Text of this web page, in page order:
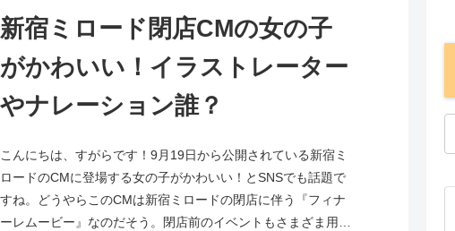
新宿ミロード閉店CMの女の子
がかわいい！イラストレーター
やナレーション誰？
こんにちは、すがらです！9月19日から公開されている新宿ミ
ロードのCMに登場する女の子がかわいい！とSNSでも話題で
すね。どうやらこのCMは新宿ミロードの閉店に伴う『フィナ
ーレムービー』なのだそう。閉店前のイベントもさまざま用意